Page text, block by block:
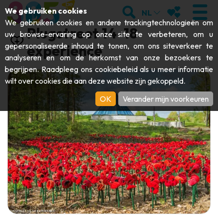
BEZOEKEN
Abdijen & religieuze monumenten
Kunst
Ambachten & knowhow
Kastelen, citadellen & belforten
Folklore & lokale geschiedenis
ONTDEKKEN
Grotten
Tuinen, parken & natuursites
Aquariums, dierenparken & -tuinen
BEWEGEN
Toeristische boten & cruises
Railbikes & toeristische treinen
Kajaks
Avonturenparken
EVENEMENTEN
DE LEUKSTE ACTIVITEITEN VOOR
DEZE ZOMER
DOWNLOAD DE GIDS
ZOEKEN
NL MIJN
Plugstreet 14-18
experience
We gebruiken cookies
We gebruiken cookies en andere trackingtechnologieën om
uw browse-ervaring op onze site te verbeteren, om u
gepersonaliseerde inhoud te tonen, om ons siteverkeer te
analyseren en om de herkomst van onze bezoekers te
begrijpen. Raadpleeg ons cookiebeleidals u meer informatie
wilt over cookies die aan deze website zijn gekoppeld.
OK
Verander mijn voorkeuren